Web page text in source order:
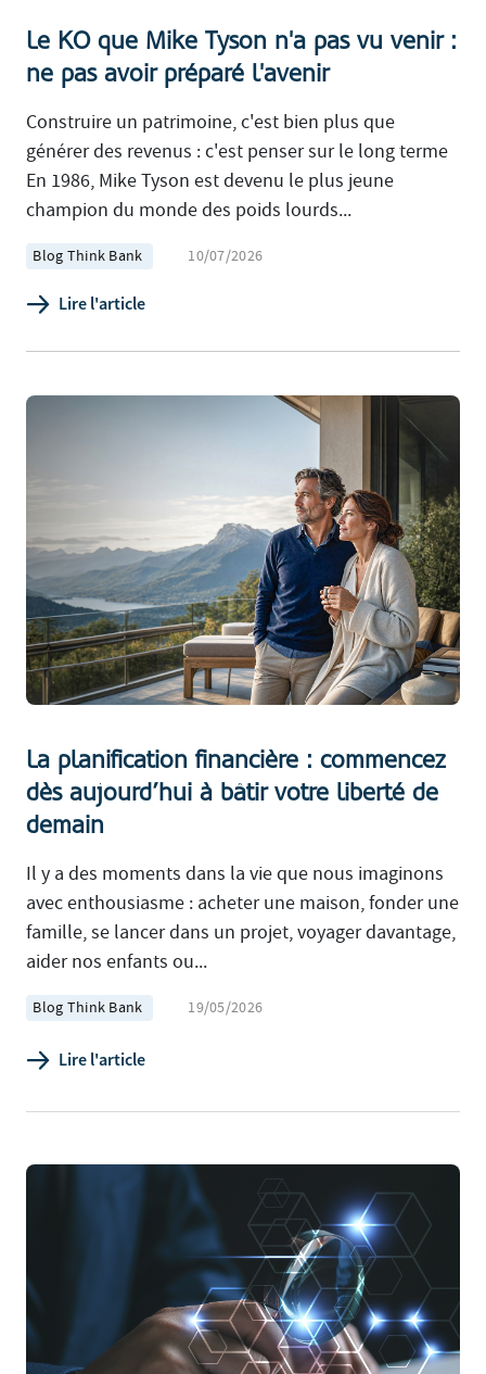
Le KO que Mike Tyson n'a pas vu venir :
ne pas avoir préparé l'avenir
Construire un patrimoine, c'est bien plus que
générer des revenus : c'est penser sur le long terme
En 1986, Mike Tyson est devenu le plus jeune
champion du monde des poids lourds...
Blog Think Bank 10/07/2026
Lire l'article
La planification financière : commencez
dès aujourd’hui à bâtir votre liberté de
demain
Il y a des moments dans la vie que nous imaginons
avec enthousiasme : acheter une maison, fonder une
famille, se lancer dans un projet, voyager davantage,
aider nos enfants ou...
Blog Think Bank 19/05/2026
Lire l'article